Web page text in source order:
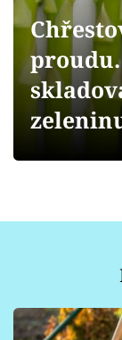
Sledujte nás
proudu.